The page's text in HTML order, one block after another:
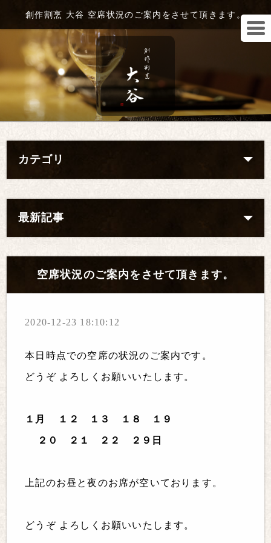
創作割烹 大谷 空席状況のご案内をさせて頂きます。
カテゴリ
最新記事
空席状況のご案内をさせて頂きます。
2020-12-23 18:10:12
本日時点での空席の状況のご案内です。
どうぞ よろしくお願いいたします。
１月 １２ １３ １８ １９
２０ ２１ ２２ ２９日
上記のお昼と夜のお席が空いております。
どうぞ よろしくお願いいたします。